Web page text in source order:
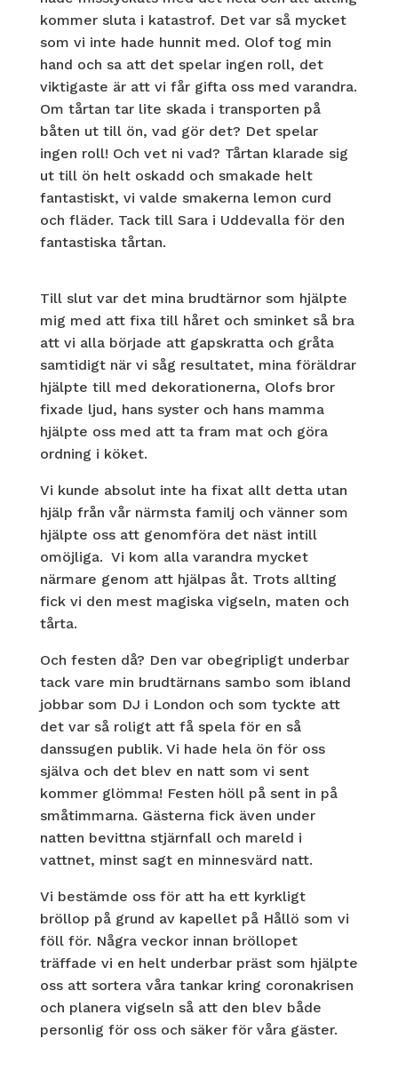
kommer sluta i katastrof. Det var så mycket
som vi inte hade hunnit med. Olof tog min
hand och sa att det spelar ingen roll, det
viktigaste är att vi får gifta oss med varandra.
Om tårtan tar lite skada i transporten på
båten ut till ön, vad gör det? Det spelar
ingen roll! Och vet ni vad? Tårtan klarade sig
ut till ön helt oskadd och smakade helt
fantastiskt, vi valde smakerna lemon curd
och fläder. Tack till Sara i Uddevalla för den
fantastiska tårtan.
Till slut var det mina brudtärnor som hjälpte
mig med att fixa till håret och sminket så bra
att vi alla började att gapskratta och gråta
samtidigt när vi såg resultatet, mina föräldrar
hjälpte till med dekorationerna, Olofs bror
fixade ljud, hans syster och hans mamma
hjälpte oss med att ta fram mat och göra
ordning i köket.
Vi kunde absolut inte ha fixat allt detta utan
hjälp från vår närmsta familj och vänner som
hjälpte oss att genomföra det näst intill
omöjliga. Vi kom alla varandra mycket
närmare genom att hjälpas åt. Trots allting
fick vi den mest magiska vigseln, maten och
tårta.
Och festen då? Den var obegripligt underbar
tack vare min brudtärnans sambo som ibland
jobbar som DJ i London och som tyckte att
det var så roligt att få spela för en så
danssugen publik. Vi hade hela ön för oss
själva och det blev en natt som vi sent
kommer glömma! Festen höll på sent in på
småtimmarna. Gästerna fick även under
natten bevittna stjärnfall och mareld i
vattnet, minst sagt en minnesvärd natt.
Vi bestämde oss för att ha ett kyrkligt
bröllop på grund av kapellet på Hållö som vi
föll för. Några veckor innan bröllopet
träffade vi en helt underbar präst som hjälpte
oss att sortera våra tankar kring coronakrisen
och planera vigseln så att den blev både
personlig för oss och säker för våra gäster.